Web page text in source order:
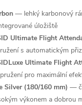
— lehký karbonový
úložiště
Ultimate Flight
s automatickým
Ultimate Flight
pro maximální
Silver (180/160 mm) —
výkonem a dobrou